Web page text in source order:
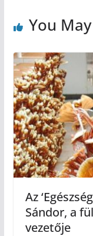
You
Az
Sándor, a
vezetője